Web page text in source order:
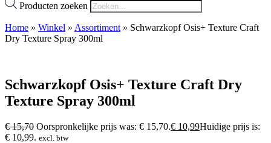
Producten zoeken
Home » Winkel » Assortiment » Schwarzkopf Osis+ Texture Craft
Dry Texture Spray 300ml
Schwarzkopf Osis+ Texture Craft Dry
Texture Spray 300ml
€15,70 Oorspronkelijke prijs was: € 15,70.€ 10,99Huidige prijs is:
€ 10,99. excl. btw